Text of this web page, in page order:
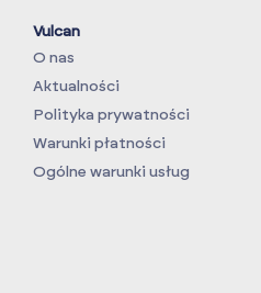
Vulcan
O nas
Aktualności
Polityka prywatności
Warunki płatności
Ogólne warunki usług